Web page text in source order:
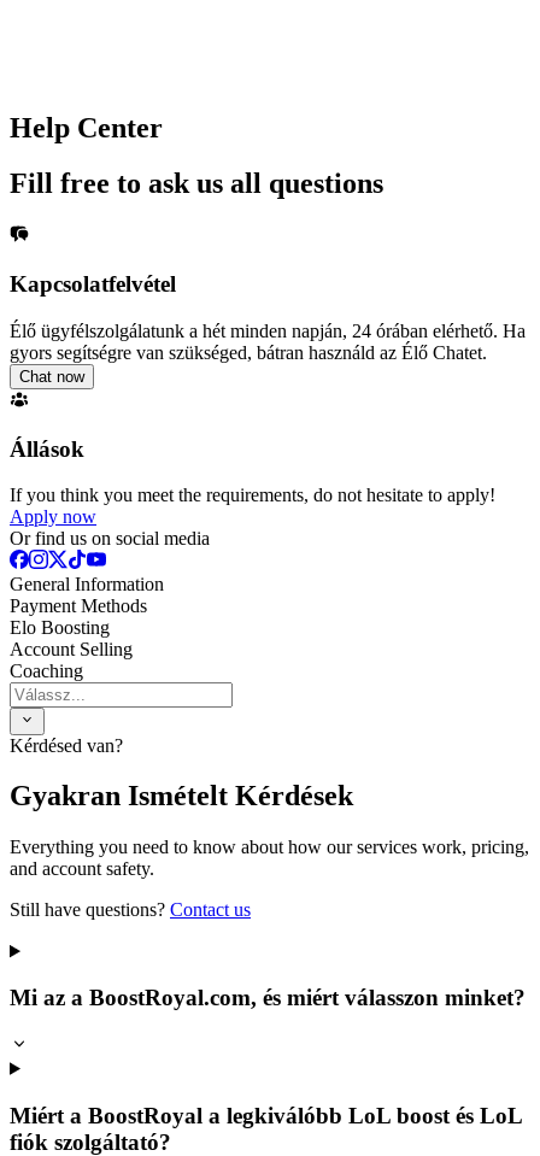
Help Center
Fill free to ask us all questions
Kapcsolatfelvétel
Élő ügyfélszolgálatunk a hét minden napján, 24 órában elérhető. Ha
gyors segítségre van szükséged, bátran használd az Élő Chatet.
Chat now
Állások
If you think you meet the requirements, do not hesitate to apply!
Apply now
Or find us on social media
General Information
Payment Methods
Elo Boosting
Account Selling
Coaching
Kérdésed van?
Gyakran Ismételt Kérdések
Everything you need to know about how our services work, pricing,
and account safety.
Still have questions? Contact us
Mi az a BoostRoyal.com, és miért válasszon minket?
Miért a BoostRoyal a legkiválóbb LoL boost és LoL
fiók szolgáltató?